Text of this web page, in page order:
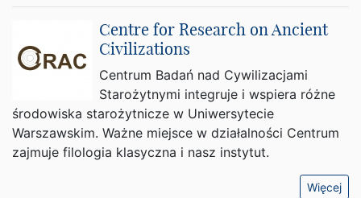
Centre for Research on Ancient
Civilizations
Centrum Badań nad Cywilizacjami
Starożytnymi integruje i wspiera różne
środowiska starożytnicze w Uniwersytecie
Warszawskim. Ważne miejsce w działalności Centrum
zajmuje filologia klasyczna i nasz instytut.
Więcej